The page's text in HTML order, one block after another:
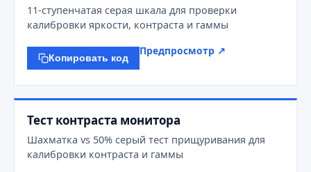
11-ступенчатая серая шкала для проверки
калибровки яркости, контраста и гаммы
Копировать код
Предпросмотр ↗
Тест контраста монитора
Шахматка vs 50% серый тест прищуривания для
калибровки контраста и гаммы